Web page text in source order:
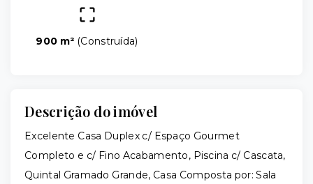
900 m² (Construída)
Descrição do imóvel
Excelente Casa Duplex c/ Espaço Gourmet
Completo e c/ Fino Acabamento, Piscina c/ Cascata,
Quintal Gramado Grande, Casa Composta por: Sala